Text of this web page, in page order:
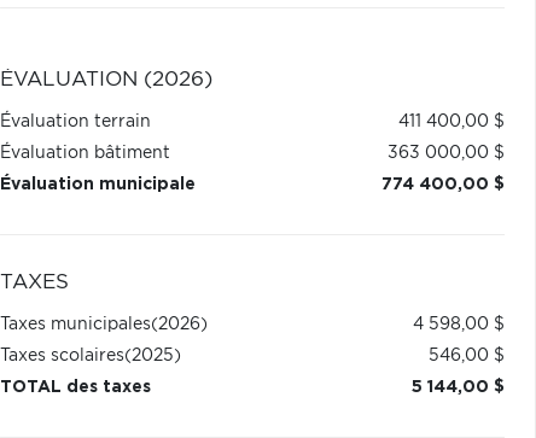
ÉVALUATION (2026)
Évaluation terrain
411 400,00 $
Évaluation bâtiment
363 000,00 $
Évaluation municipale
774 400,00 $
TAXES
Taxes municipales(2026)
4 598,00 $
Taxes scolaires(2025)
546,00 $
TOTAL des taxes
5 144,00 $